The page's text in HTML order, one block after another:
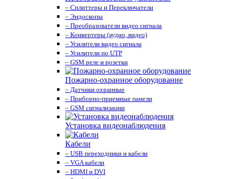
– Сплиттеры и Переключатели
– Эндоскопы
– Преобразователи видео сигнала
– Конвертеры (аудио, видео)
– Усилители видео сигнала
– Усилители по UTP
– GSM реле и розетки
Пожарно-охранное оборудование
– Датчики охранные
– Приборно-приемные панели
– GSM сигнализации
Установка видеонаблюдения
Кабели
– USB переходники и кабели
– VGA кабели
– HDMI и DVI